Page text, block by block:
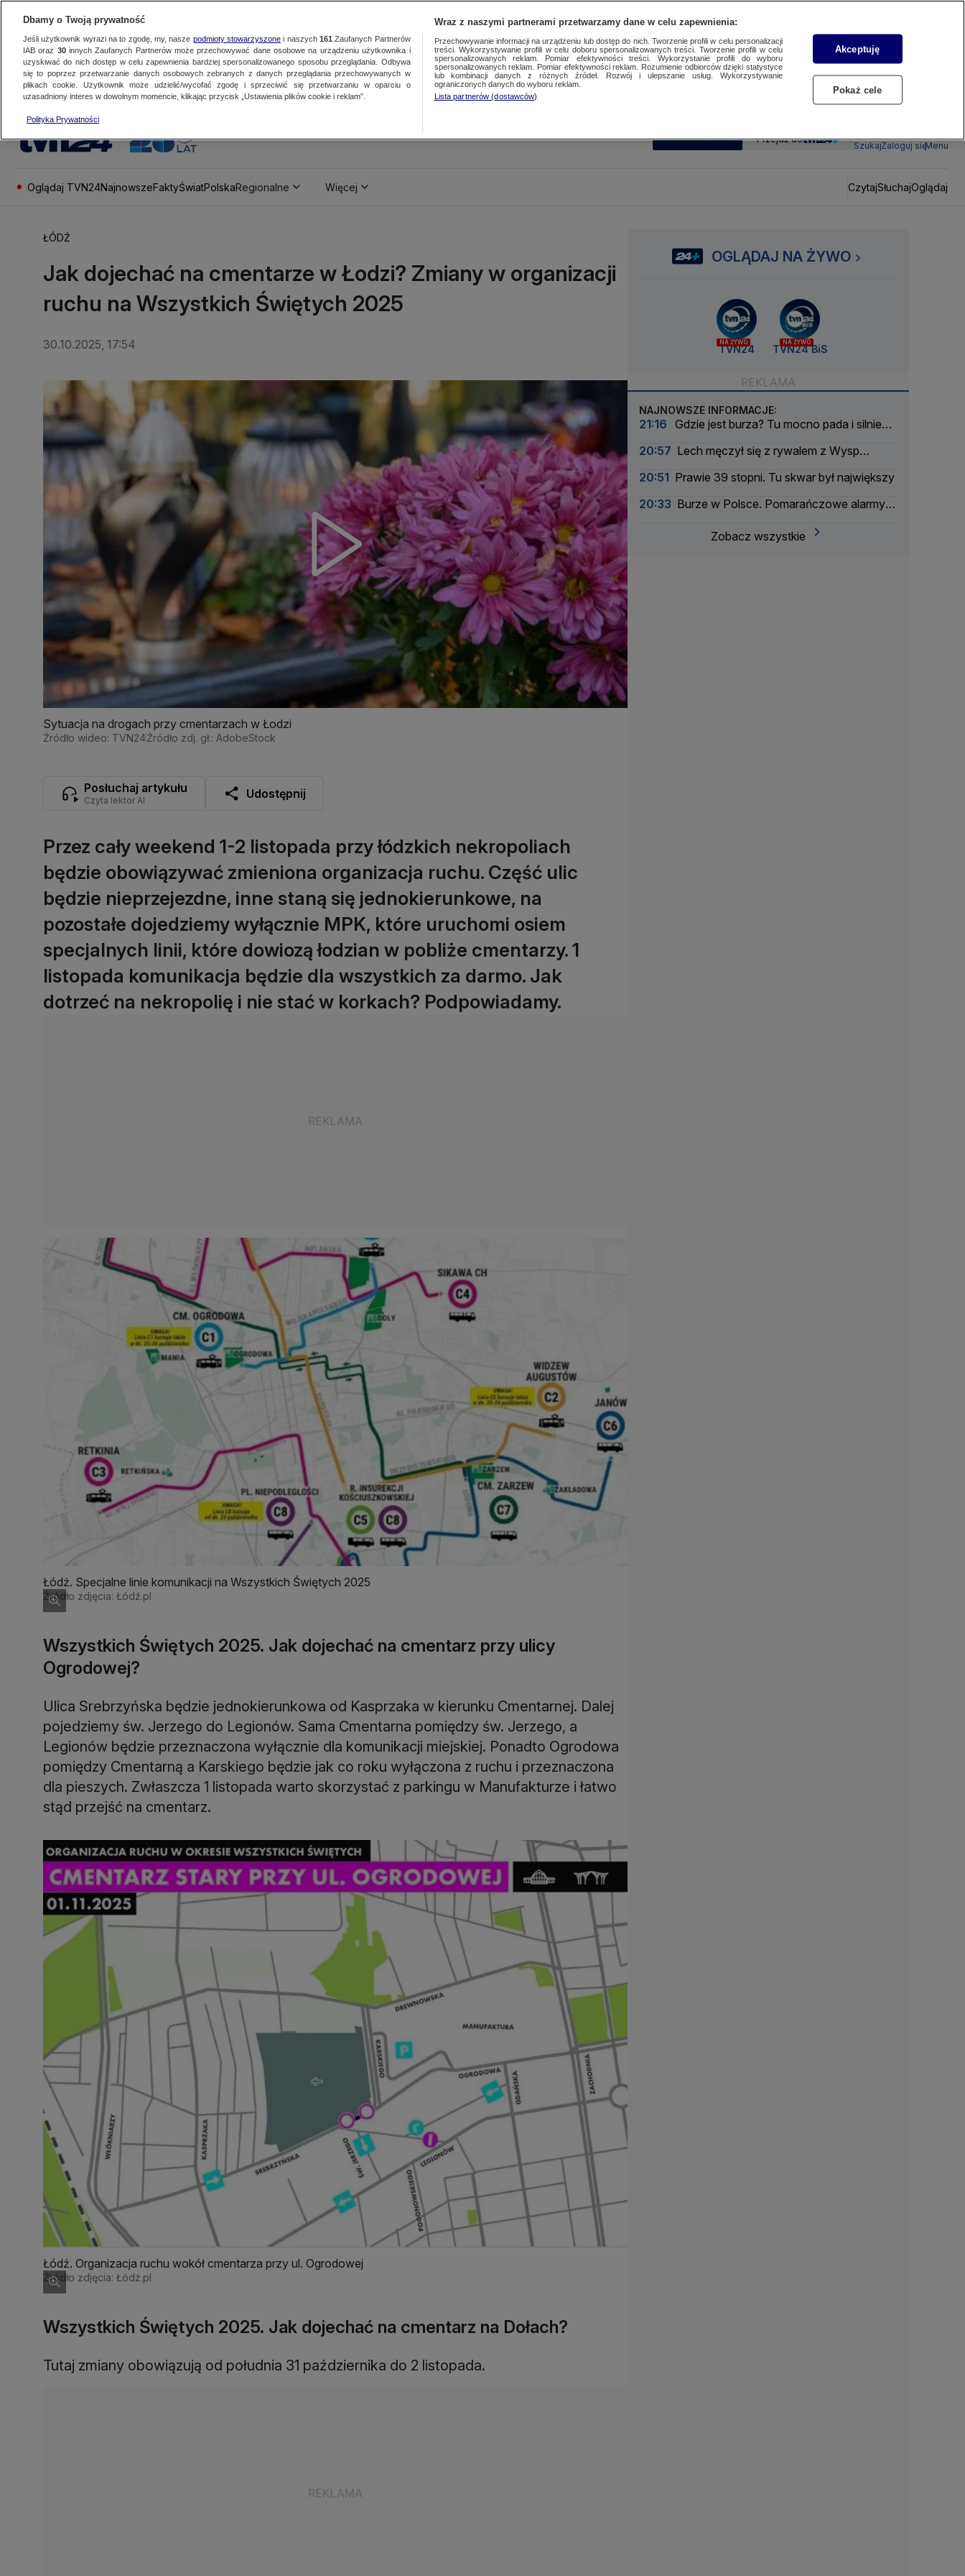
SUBSKRYBUJ Przejdź do
SzukajZaloguj sięMenu
Oglądaj TVN24NajnowszeFaktyŚwiatPolskaRegionalne Więcej CzytajSłuchajOglądaj
ŁÓDŹ
Jak dojechać na cmentarze w Łodzi? Zmiany w organizacji
ruchu na Wszystkich Świętych 2025
30.10.2025, 17:54
Sytuacja na drogach przy cmentarzach w Łodzi
Źródło wideo: TVN24Źródło zdj. gł.: AdobeStock
Posłuchaj artykułu
Czyta lektor AI Udostępnij
Przez cały weekend 1-2 listopada przy łódzkich nekropoliach
będzie obowiązywać zmieniona organizacja ruchu. Część ulic
będzie nieprzejezdne, inne staną się jednokierunkowe, na
pozostałe dojedziemy wyłącznie MPK, które uruchomi osiem
specjalnych linii, które dowiozą łodzian w pobliże cmentarzy. 1
listopada komunikacja będzie dla wszystkich za darmo. Jak
dotrzeć na nekropolię i nie stać w korkach? Podpowiadamy.
Łódź. Specjalne linie komunikacji na Wszystkich Świętych 2025
Źródło zdjęcia: Łódź.pl
Wszystkich Świętych 2025. Jak dojechać na cmentarz przy ulicy
Ogrodowej?
Ulica Srebrzyńska będzie jednokierunkowa od Kasprzaka w kierunku Cmentarnej. Dalej
pojedziemy św. Jerzego do Legionów. Sama Cmentarna pomiędzy św. Jerzego, a
Legionów będzie przeznaczona wyłącznie dla komunikacji miejskiej. Ponadto Ogrodowa
pomiędzy Cmentarną a Karskiego będzie jak co roku wyłączona z ruchu i przeznaczona
dla pieszych. Zwłaszcza 1 listopada warto skorzystać z parkingu w Manufakturze i łatwo
stąd przejść na cmentarz.
Łódź. Organizacja ruchu wokół cmentarza przy ul. Ogrodowej
Źródło zdjęcia: Łódź.pl
Wszystkich Świętych 2025. Jak dojechać na cmentarz na Dołach?
Tutaj zmiany obowiązują od południa 31 października do 2 listopada.
OGLĄDAJ NA ŻYWO
NA ŻYWO
TVN24
NA ŻYWO
TVN24 BiS
NAJNOWSZE INFORMACJE:
21:16 Gdzie jest burza? Tu mocno pada i silnie
20:57 Lech męczył się z rywalem z Wysp
20:51 Prawie 39 stopni. Tu skwar był największy
20:33 Burze w Polsce. Pomarańczowe alarmy w
Zobacz wszystkie
Dbamy o Twoją prywatność
Jeśli użytkownik wyrazi na to zgodę, my, nasze podmioty stowarzyszonei naszych 161 Zaufanych Partnerów
IAB oraz 30innych Zaufanych Partnerów może przechowywać dane osobowe na urządzeniu użytkownika i
uzyskiwać do nich dostęp w celu zapewnienia bardziej spersonalizowanego sposobu przeglądania. Odbywa
się to poprzez przetwarzanie danych osobowych zebranych z danych przeglądania przechowywanych w
plikach cookie. Użytkownik może udzielić/wycofać zgodę i sprzeciwić się przetwarzaniu w oparciu o
uzasadniony interes w dowolnym momencie, klikając przycisk „Ustawienia plików cookie i reklam”.
Polityka Prywatności
Wraz z naszymi partnerami przetwarzamy dane w celu zapewnienia:
Przechowywanie informacji na urządzeniu lub dostęp do nich. Tworzenie profili w celu personalizacji
treści. Wykorzystywanie profili w celu doboru spersonalizowanych treści. Tworzenie profili w celu
spersonalizowanych reklam. Pomiar efektywności treści. Wykorzystanie profili do wyboru
spersonalizowanych reklam. Pomiar efektywności reklam. Rozumienie odbiorców dzięki statystyce
lub kombinacji danych z różnych źródeł. Rozwój i ulepszanie usług. Wykorzystywanie
ograniczonych danych do wyboru reklam.
Lista partnerów (dostawców)
Akceptuję
Pokaż cele